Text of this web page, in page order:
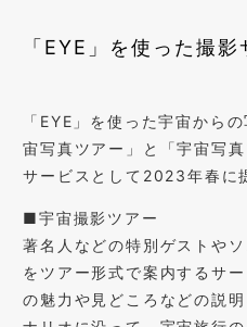
「EYE」を使った撮
「EYE」を使った宇宙から
宙写真ツアー」と「宇宙写
サービスとして2023年春に
■宇宙撮影ツアー
著名人などの特別ゲストや
をツアー形式で案内するサ
の魅力や見どころなどの説